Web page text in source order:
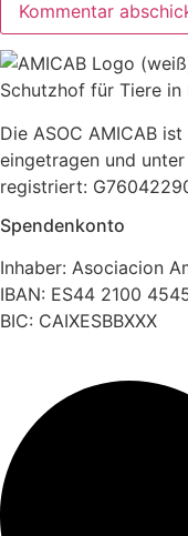
Schutzhof für Tiere
Die ASOC AMICAB
eingetragen und
registriert:
Spendenkonto
Inhaber: Asociacion
IBAN: ES44 2100
BIC: CAIXESBBXXX